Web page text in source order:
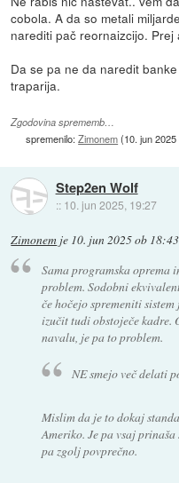
cobola. A da so metali
narediti pač reornaizcijo. Prej
Da se pa ne da naredit
traparija.
Zgodovina sprememb…
spremenilo:Zimonem(10. jun
Step2en Wolf
:: 10. jun 2025, 19:27
Zimonem je 10. jun 2025 ob 18:43
Sama programska
problem. Sodobni
če hočejo spremeniti
izučit tudi obstoječe kadre.
navalu, je pa to problem.
NE smejo več delati
Mislim da je to dokaj
Ameriko. Je pa vsaj
pa zgolj povprečno.